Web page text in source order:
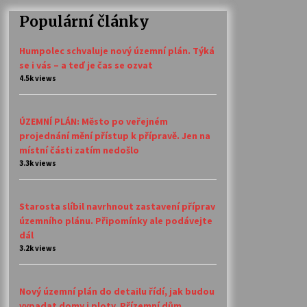
Populární články
Humpolec schvaluje nový územní plán. Týká
se i vás – a teď je čas se ozvat
4.5k views
ÚZEMNÍ PLÁN: Město po veřejném
projednání mění přístup k přípravě. Jen na
místní části zatím nedošlo
3.3k views
Starosta slíbil navrhnout zastavení příprav
územního plánu. Připomínky ale podávejte
dál
3.2k views
Nový územní plán do detailu řídí, jak budou